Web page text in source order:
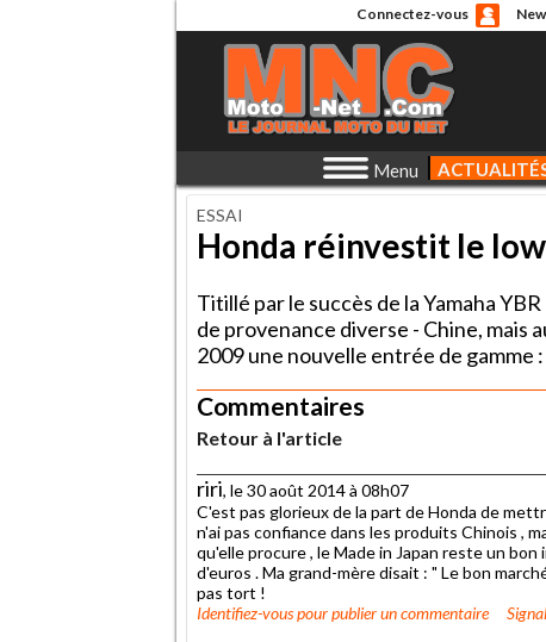
Connectez-vous
Menu
ESSAI
Honda réinvestit le
Titillé par le succès de la Yamaha
de provenance diverse - Chine, mais
2009 une nouvelle entrée de gamme
Commentaires
Retour à l'article
riri, le 30 août 2014 à 08h07
C'est pas glorieux de la part de Honda de
n'ai pas confiance dans les produits Chinois ,
qu'elle procure , le Made in Japan reste un
d'euros . Ma grand-mère disait : " Le bon
pas tort !
Identifiez-vouspour publier un commentaire